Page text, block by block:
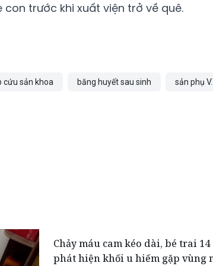
trước khi xuất viện trở về quê.
cứu sản khoa băng huyết sau sinh
sản phụ
Chảy máu cam kéo dài, bé trai
phát hiện khối u hiếm gặp vùng